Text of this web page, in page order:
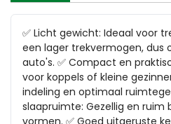
✅ Licht gewicht: Ideaal voor
een lager trekvermogen, dus
auto's. ✅ Compact en
voor koppels of kleine
indeling en optimaal
slaapruimte: Gezellig en ruim
vormen. ✅ Goed uitgeruste